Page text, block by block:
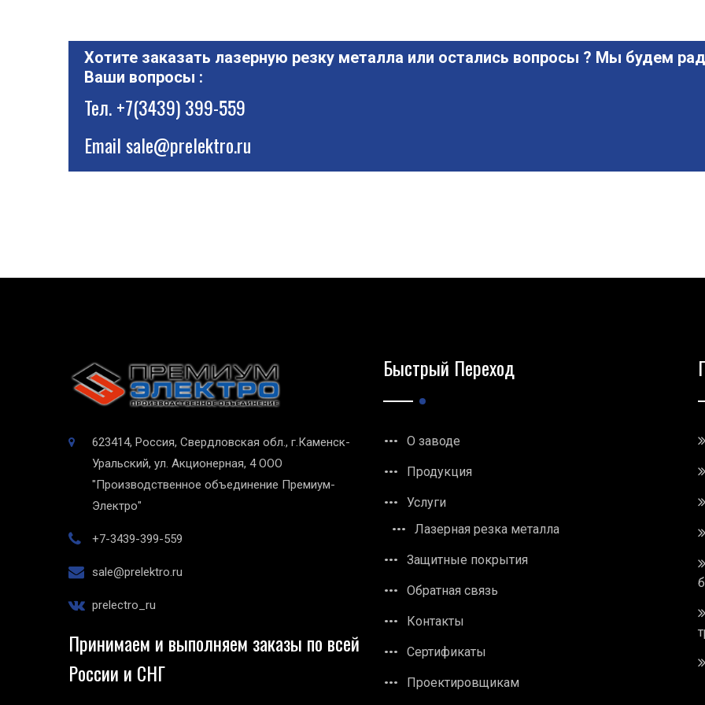
Хотите заказать лазерную резку металла или остались вопросы ? Мы будем
Ваши вопросы :
Тел.+7(3439) 399-559
Emailsale@prelektro.ru
623414, Россия, Свердловская обл., г.Каменск-
Уральский, ул. Акционерная, 4 ООО
"Производственное объединение Премиум-
Электро"
+7-3439-399-559
sale@prelektro.ru
prelectro_ru
Принимаем и выполняем заказы по всей
России и СНГ
Быстрый Переход
О заводе
Продукция
Услуги
Лазерная резка металла
Защитные покрытия
Обратная связь
Контакты
Сертификаты
Проектировщикам